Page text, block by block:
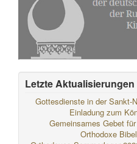
Letzte Aktualisierungen
Gottesdienste in der Sankt-
Einladung zum
Gemeinsames Gebet
Orthodoxe